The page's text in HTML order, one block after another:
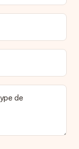
de